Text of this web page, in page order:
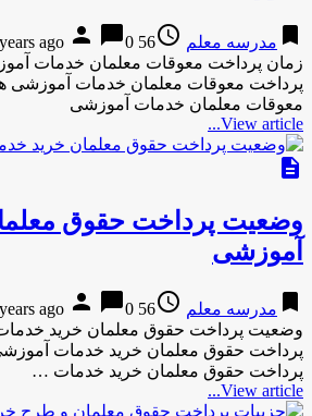
bookmark مدرسه معلم access_time
56 years ago
person chat_bubble0
زمان پرداخت معوقات معلمان خدمات
پرداخت معوقات معلمان خدمات آموزشی
معوقات معلمان خدمات آموزشی
View article...
description
وضعیت پرداخت حقوق
آموزشی
bookmark مدرسه معلم access_time
56 years ago
person chat_bubble0
وضعیت پرداخت حقوق معلمان خرید
پرداخت حقوق معلمان خرید خدمات
پرداخت حقوق معلمان خرید خدمات …
View article...